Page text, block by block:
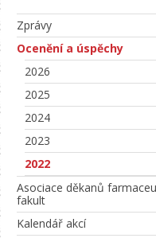
Zprávy
Ocenění a úspěchy
2026
2025
2024
2023
2022
Asociace děkanů
fakult
Kalendář akcí